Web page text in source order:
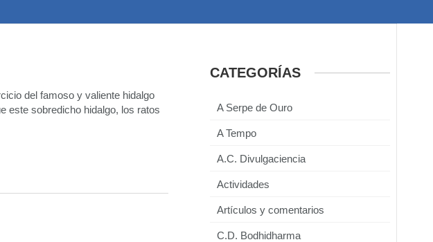
del famoso y valiente hidalgo
este sobredicho hidalgo, los ratos
CATEGORÍAS
A Serpe de Ouro
A Tempo
A.C. Divulgaciencia
Actividades
Artículos y comentarios
C.D. Bodhidharma